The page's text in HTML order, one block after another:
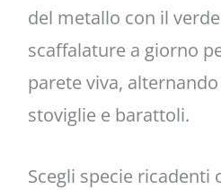
del metallo con il
scaffalature a giorno
parete viva,
stoviglie e barattoli.
Scegli specie ricadenti